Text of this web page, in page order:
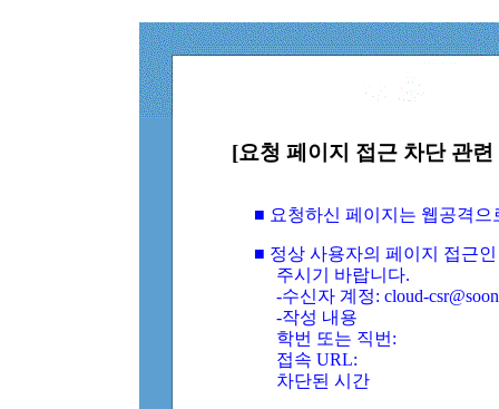
[요청 페이지 접근 차단 관
■ 요청하신 페이지는 웹공격
■ 정상 사용자의 페이지 접근
주시기 바랍니다.
-수신자 계정: cloud-
-작성 내용
학번 또는 직번:
접속 URL:
차단된 시간